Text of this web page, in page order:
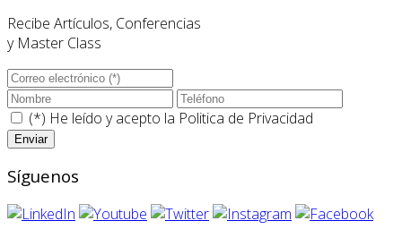
Recibe Artículos, Conferencias
y Master Class
(*) He leído y acepto la Politica de Privacidad
Síguenos